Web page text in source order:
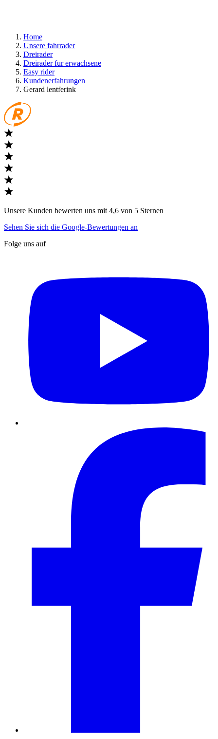
Home
Unsere fahrrader
Dreirader
Dreirader fur erwachsene
Easy rider
Kundenerfahrungen
Gerard lentferink
Unsere Kunden bewerten uns mit 4,6 von 5 Sternen
Sehen Sie sich die Google-Bewertungen an
Folge uns auf